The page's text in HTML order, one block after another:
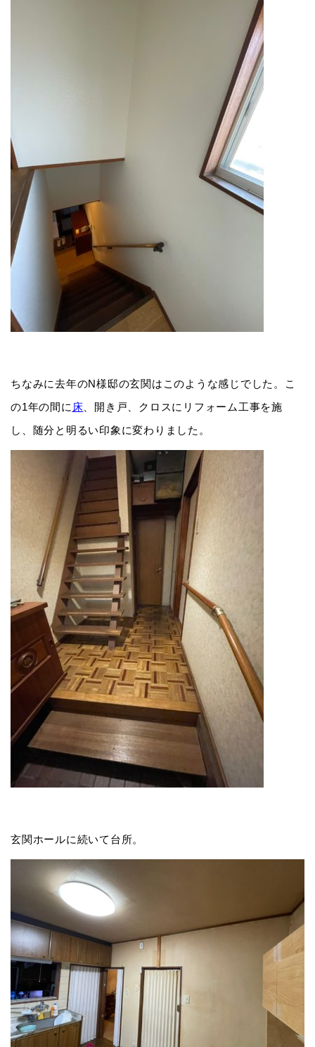
ちなみに去年のN様邸の玄関はこのような感じでした。こ
の1年の間に 床 、開き戸、クロスにリフォーム工事を施
し、随分と明るい印象に変わりました。
玄関ホールに続いて台所。